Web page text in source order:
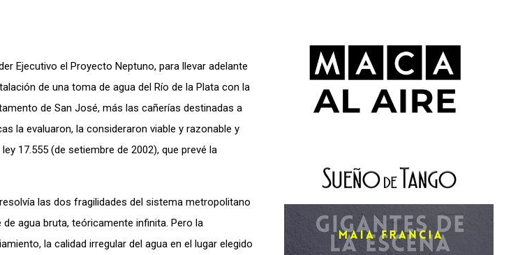
Ejecutivo el Proyecto Neptuno, para llevar adelante
de una toma de agua del Río de la Plata con la
de San José, más las cañerías destinadas a
la evaluaron, la consideraron viable y razonable y
17.555 (de setiembre de 2002), que prevé la
las dos fragilidades del sistema metropolitano
agua bruta, teóricamente infinita. Pero la
la calidad irregular del agua en el lugar elegido